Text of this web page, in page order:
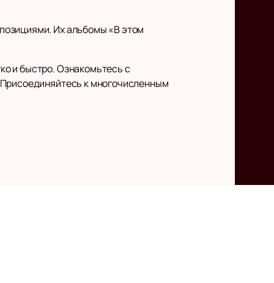
Их альбомы «В этом
и быстро. Ознакомьтесь с
к многочисленным